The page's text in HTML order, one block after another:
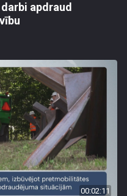
apdraud
00:02:11